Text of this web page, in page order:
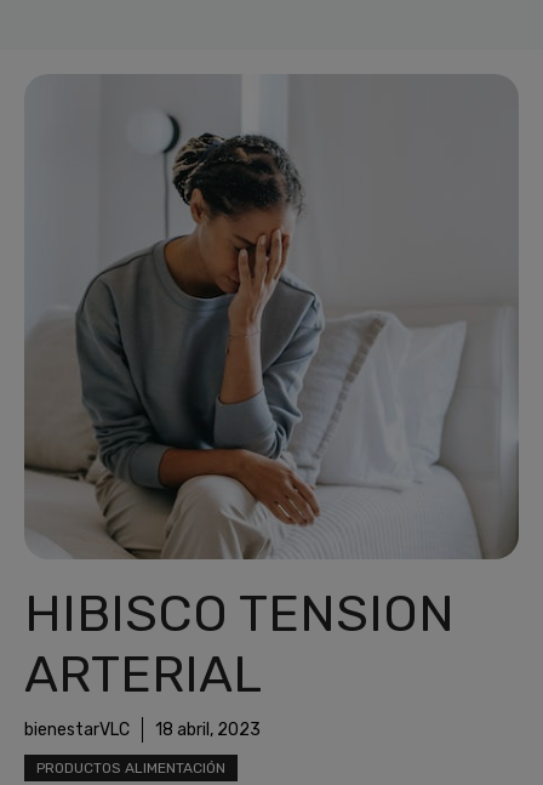
HIBISCO TENSION
ARTERIAL
bienestarVLC 18 abril, 2023
PRODUCTOS ALIMENTACIÓN